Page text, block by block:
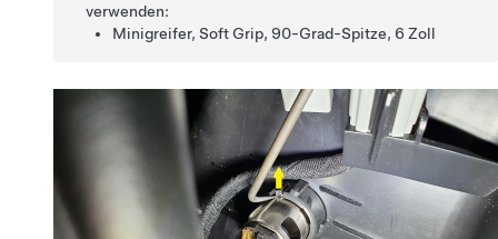
verwenden:
Minigreifer, Soft Grip, 90-Grad-Spitze, 6 Zoll